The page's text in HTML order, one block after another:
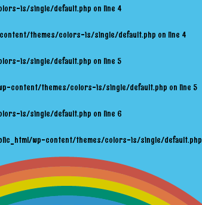
is/single/default.php on line 4
themes/colors-is/single/default.php on line 4
is/single/default.php on line 5
content/themes/colors-is/single/default.php on line 5
is/single/default.php on line 6
wp-content/themes/colors-is/single/default.php